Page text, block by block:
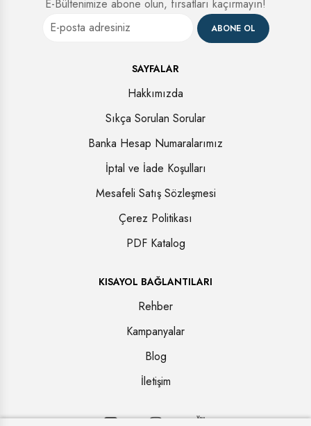
E-Bültenimize abone olun, fırsatları kaçırmayın!
ABONE OL
SAYFALAR
Hakkımızda
Sıkça Sorulan Sorular
Banka Hesap Numaralarımız
İptal ve İade Koşulları
Mesafeli Satış Sözleşmesi
Çerez Politikası
PDF Katalog
KISAYOL BAĞLANTILARI
Rehber
Kampanyalar
Blog
İletişim